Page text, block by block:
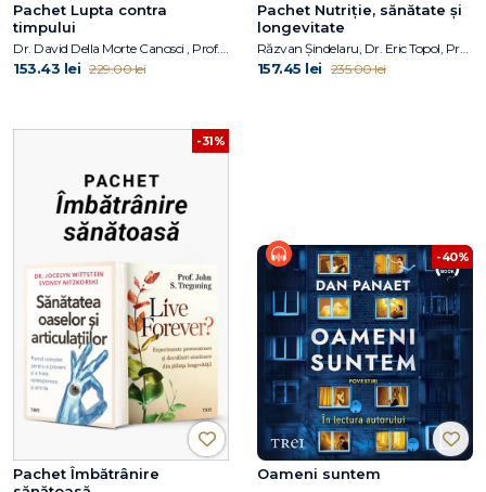
Pachet Lupta contra
timpului
Dr. David Della Morte Canosci , Prof. John S. Tregoning, Dr. Eric Topol
153.43 lei 229.00 lei
Pachet Nutriție, sănătate și
longevitate
Răzvan Șindelaru, Dr. Eric Topol, Prof. John S. Tregoning
157.45 lei 235.00 lei
-31%
Pachet Îmbătrânire
-40%
Oameni suntem